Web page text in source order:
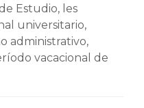
Estudio, les
universitario,
administrativo,
vacacional de